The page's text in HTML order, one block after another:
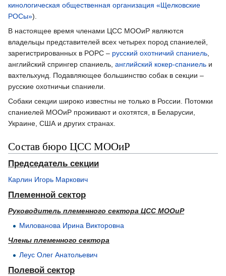
кинологическая общественная организация «Щелковские
РОСы»).
В настоящее время членами ЦСС МООиР являются
владельцы представителей всех четырех пород спаниелей,
зарегистрированных в РОРС – русский охотничий спаниель
английский спрингер спаниель, английский кокер-спаниель и
вахтельхунд. Подавляющее большинство собак в секции –
русские охотничьи спаниели.
Собаки секции широко известны не только в России. Потомки
спаниелей МООиР проживают и охотятся, в Беларусии,
Украине, США и других странах.
Состав бюро ЦСС МООиР
Председатель секции
Карлин Игорь Маркович
Племенной сектор
Руководитель племенного сектора ЦСС МООиР
Милованова Ирина Викторовна
Члены племенного сектора
Леус Олег Анатольевич
Полевой сектор